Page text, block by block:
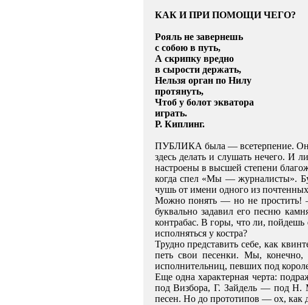
КАК И ПРИ ПОМОЩИ ЧЕГО?
Рояль не завернешь
с собою в путь,
А скрипку вредно
в сырости держать,
Нельзя орган по Нилу
протянуть,
Чтоб у болот экватора
играть.
Р. Киплинг.
ПУБЛИКА была — всетерпение. Она
здесь делать и слушать нечего. И
настроены в высшей степени
когда спел «Мы — журналисты».
чушь от имени одного из
Можно понять — но не простить!
буквально задавил его песню
контрабас. В горы, что ли, пойдешь
исполняться у костра?
Трудно представить себе, как
петь свои песенки. Мы,
исполнительниц, певших под
Еще одна характерная черта:
под Визбора, Г. Зайдель — под Н.
песен. Но до прототипов — ох, как